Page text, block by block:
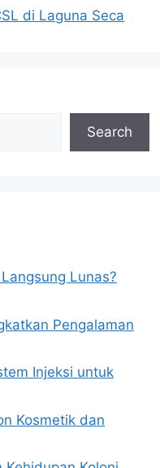
di Laguna Seca
Search
Lunas?
Pengalaman
Injeksi untuk
Kosmetik dan